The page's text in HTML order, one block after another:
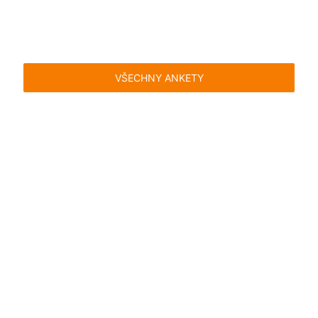
VŠECHNY ANKETY